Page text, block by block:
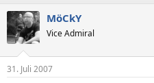
MöCkY
Vice Admiral
31. Juli 2007